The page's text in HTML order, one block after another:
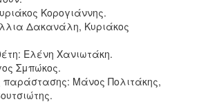
Κορογιάννης.
Δακανάλη, Κυριάκος
Ελένη Χανιωτάκη.
Σμπώκος.
Μάνος Πολιτάκης,